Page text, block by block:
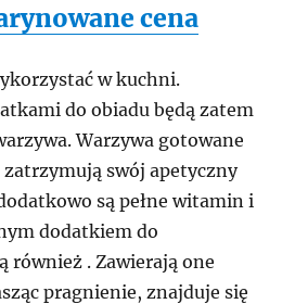
cena
w kuchni.
do obiadu będą zatem
Warzywa gotowane
swój apetyczny
są pełne witamin i
dodatkiem do
również . Zawierają one
pragnienie, znajduje się